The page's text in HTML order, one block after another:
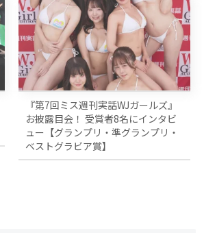
『第7回ミス週刊実話WJガールズ』
お披露目会！ 受賞者8名にインタビ
ュー【グランプリ・準グランプリ・
ベストグラビア賞】